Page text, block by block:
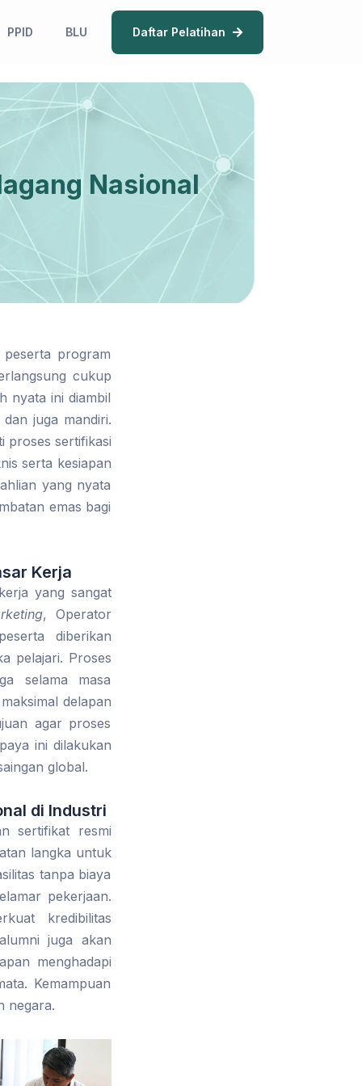
PPID BLU Daftar Pelatihan
Nasional
program
cukup
nyata ini diambil
juga mandiri.
proses sertifikasi
serta kesiapan
yang nyata
emas bagi
Kerja
yang sangat
, Operator
diberikan
pelajari. Proses
selama masa
delapan
agar proses
ini dilakukan
global.
di Industri
sertifikat resmi
langka untuk
tanpa biaya
pekerjaan.
kredibilitas
juga akan
menghadapi
Kemampuan
negara.